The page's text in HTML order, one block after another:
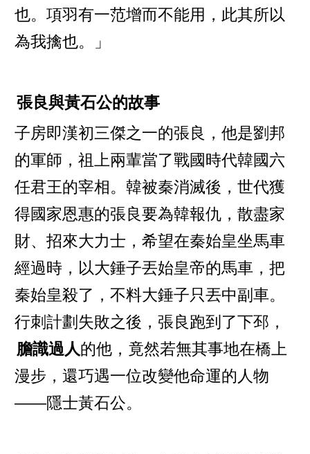
也。項羽有一范增而不能用，此其所以
為我擒也。」
張良與黃石公的故事
子房即漢初三傑之一的張良，他是劉邦
的軍師，祖上兩輩當了戰國時代韓國六
任君王的宰相。韓被秦消滅後，世代獲
得國家恩惠的張良要為韓報仇，散盡家
財、招來大力士，希望在秦始皇坐馬車
經過時，以大錘子丟始皇帝的馬車，把
秦始皇殺了，不料大錘子只丟中副車。
行刺計劃失敗之後，張良跑到了下邳，
膽識過人的他，竟然若無其事地在橋上
漫步，還巧遇一位改變他命運的人物
——隱士黃石公。